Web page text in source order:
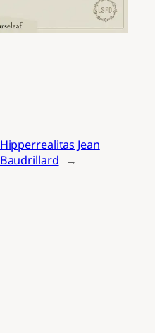
Hipperrealitas Jean
Baudrillard →